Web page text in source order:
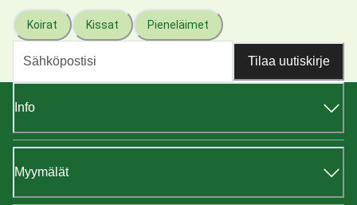
Koirat Kissat Pieneläimet
Tilaa uutiskirje
Info
Myymälät